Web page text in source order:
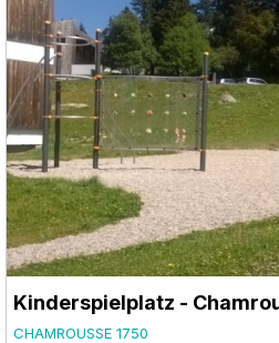
Kinderspielplatz -
CHAMROUSSE 1750